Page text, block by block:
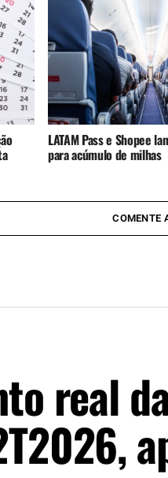
LATAM Pass e Shopee
para acúmulo de milhas
COMENTE
real